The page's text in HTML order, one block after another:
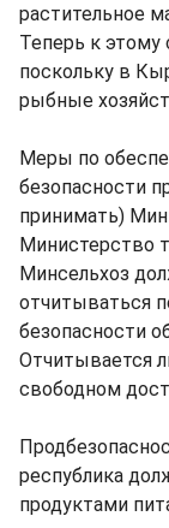
растительное
Теперь к этому
поскольку в
рыбные
Меры по
безопасности
принимать)
Министерство
Минсельхоз
отчитываться
безопасности
Отчитывается
свободном
республика
продуктами